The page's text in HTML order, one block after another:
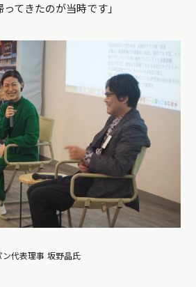
てきたのが当時です」
ン代表理事 坂野晶氏